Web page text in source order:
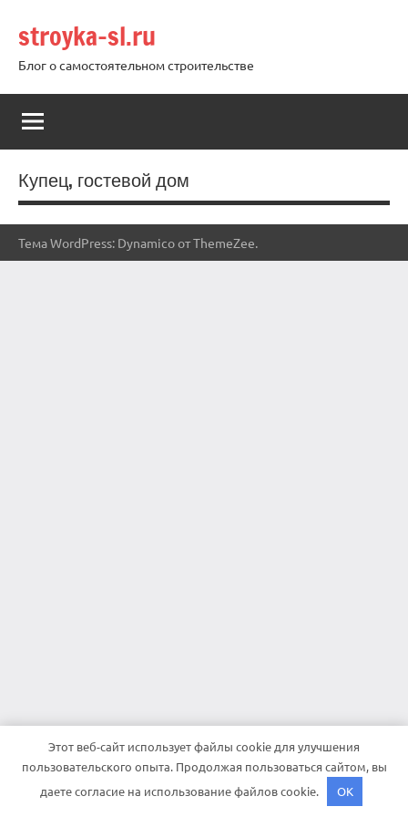
содержимому
stroyka-sl.ru
Блог о самостоятельном строительстве
Купец, гостевой дом
Тема WordPress: Dynamico от ThemeZee.
Этот веб-сайт использует файлы cookie для улучшения
пользовательского опыта. Продолжая пользоваться сайтом, вы
даете согласие на использование файлов cookie.
OK